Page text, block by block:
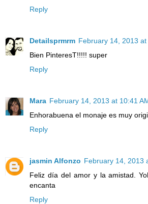
Reply
Detailsprmrm February 14, 2013 at
Bien PinteresT!!!!! super
Reply
Mara February 14, 2013 at 10:41
Enhorabuena el monaje es muy
Reply
jasmin Alfonzo February 14, 2013
Feliz día del amor y la amistad.
encanta
Reply